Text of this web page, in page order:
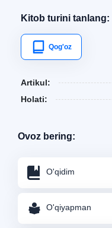
Kitob turini tanlang:
Qog'oz
Artikul:
Holati:
Ovoz bering:
O'qidim
O'qiyapman